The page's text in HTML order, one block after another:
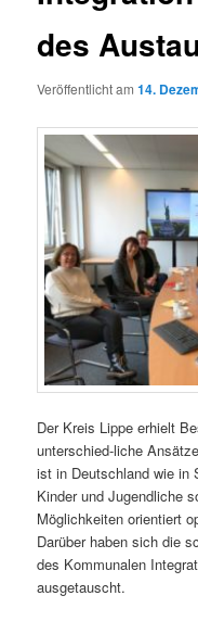
des
Veröffentlicht am14.
Der Kreis Lippe erhielt
unterschied-liche
ist in Deutschland wie in
Kinder und Jugendliche
Möglichkeiten orientiert
Darüber haben sich die
des Kommunalen
ausgetauscht.